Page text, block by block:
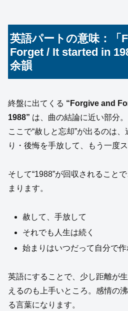
英語パートの意味：「
Forget / It started in
余韻
終盤に出てくる “Forgive and
1988” は、曲の結論に近い部分。
ここで“赦しと忘却”が出るのは
り・後悔を手放して、もう一度
そして“1988”が回収されること
まります。
赦して、手放して
それでも人生は続く
始まりはいつだって自分で作
英語にすることで、少し距離が生
えるのも上手いところ。感情の
る言葉になります。